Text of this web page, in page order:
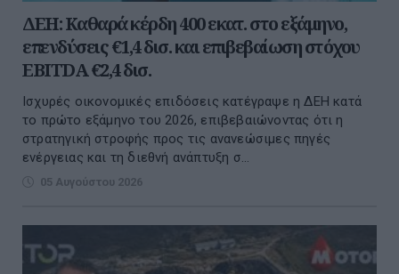
ΔΕΗ: Καθαρά κέρδη 400 εκατ. στο εξάμηνο,
επενδύσεις €1,4 δισ. και επιβεβαίωση στόχου
EBITDA €2,4 δισ.
Ισχυρές οικονομικές επιδόσεις κατέγραψε η ΔΕΗ κατά
το πρώτο εξάμηνο του 2026, επιβεβαιώνοντας ότι η
στρατηγική στροφής προς τις ανανεώσιμες πηγές
ενέργειας και τη διεθνή ανάπτυξη σ...
05 Αυγούστου 2026